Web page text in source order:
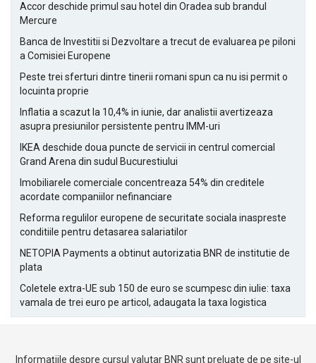
Accor deschide primul sau hotel din Oradea sub brandul
Mercure
Banca de Investitii si Dezvoltare a trecut de evaluarea pe piloni
a Comisiei Europene
Peste trei sferturi dintre tinerii romani spun ca nu isi permit o
locuinta proprie
Inflatia a scazut la 10,4% in iunie, dar analistii avertizeaza
asupra presiunilor persistente pentru IMM-uri
IKEA deschide doua puncte de servicii in centrul comercial
Grand Arena din sudul Bucurestiului
Imobiliarele comerciale concentreaza 54% din creditele
acordate companiilor nefinanciare
Reforma regulilor europene de securitate sociala inaspreste
conditiile pentru detasarea salariatilor
NETOPIA Payments a obtinut autorizatia BNR de institutie de
plata
Coletele extra-UE sub 150 de euro se scumpesc din iulie: taxa
vamala de trei euro pe articol, adaugata la taxa logistica
Informațiile despre cursul valutar BNR sunt preluate de pe site-ul